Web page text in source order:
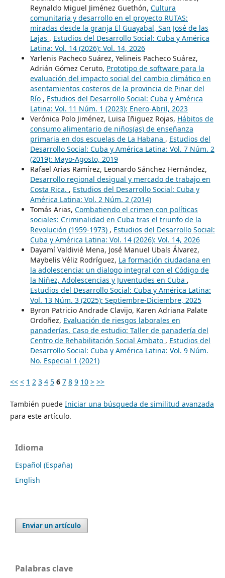
Reynaldo Miguel Jiménez Guethón, Cultura
comunitaria y desarrollo en el proyecto RUTAS:
miradas desde la granja El Guayabal, San José de las
Lajas , Estudios del Desarrollo Social: Cuba y América
Latina: Vol. 14 (2026): Vol. 14, 2026
Yarlenis Pacheco Suárez, Yelineis Pacheco Suárez,
Adrián Gómez Ceruto, Prototipo de software para la
evaluación del impacto social del cambio climático en
asentamientos costeros de la provincia de Pinar del
Río , Estudios del Desarrollo Social: Cuba y América
Latina: Vol. 11 Núm. 1 (2023): Enero-Abril, 2023
Verónica Polo Jiménez, Luisa Iñiguez Rojas, Hábitos de
consumo alimentario de niños(as) de enseñanza
primaria en dos escuelas de La Habana , Estudios del
Desarrollo Social: Cuba y América Latina: Vol. 7 Núm. 2
(2019): Mayo-Agosto, 2019
Rafael Arias Ramírez, Leonardo Sánchez Hernández,
Desarrollo regional desigual y mercado de trabajo en
Costa Rica. , Estudios del Desarrollo Social: Cuba y
América Latina: Vol. 2 Núm. 2 (2014)
Tomás Arias, Combatiendo el crimen con políticas
sociales: Criminalidad en Cuba tras el triunfo de la
Revolución (1959-1973) , Estudios del Desarrollo Social:
Cuba y América Latina: Vol. 14 (2026): Vol. 14, 2026
Dayamí Valdivié Mena, José Manuel Ubals Álvarez,
Maybelis Véliz Rodríguez, La formación ciudadana en
la adolescencia: un dialogo integral con el Código de
la Niñez, Adolescencias y Juventudes en Cuba ,
Estudios del Desarrollo Social: Cuba y América Latina:
Vol. 13 Núm. 3 (2025): Septiembre-Diciembre, 2025
Byron Patricio Andrade Clavijo, Karen Adriana Palate
Ordoñez, Evaluación de riesgos laborales en
panaderías. Caso de estudio: Taller de panadería del
Centro de Rehabilitación Social Ambato , Estudios del
Desarrollo Social: Cuba y América Latina: Vol. 9 Núm.
No. Especial 1 (2021)
<< < 1 2 3 4 5 6 7 8 9 10 > >>
También puede Iniciar una búsqueda de similitud avanzada
para este artículo.
Idioma
Español (España)
English
Enviar un artículo
Palabras clave